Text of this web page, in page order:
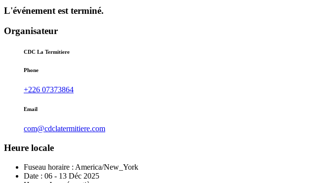
L'événement est terminé.
Organisateur
CDC La Termitiere
Phone
+226 07373864
Email
com@cdclatermitiere.com
Heure locale
Fuseau horaire : America/New_York
Date : 06 - 13 Déc 2025